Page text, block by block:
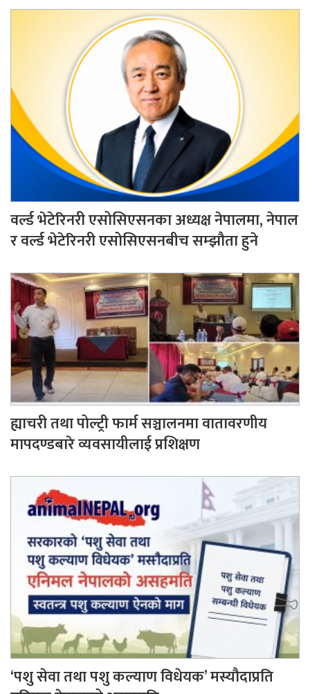
वर्ल्ड भेटेरिनरी एसोसिएसनका अध्यक्ष नेपालमा, नेपाल
र वर्ल्ड भेटेरिनरी एसोसिएसनबीच सम्झौता हुने
ह्याचरी तथा पोल्ट्री फार्म सञ्चालनमा वातावरणीय
मापदण्डबारे व्यवसायीलाई प्रशिक्षण
‘पशु सेवा तथा पशु कल्याण विधेयक’ मस्यौदाप्रति